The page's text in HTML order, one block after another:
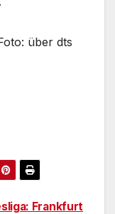
über dts
Frankfurt